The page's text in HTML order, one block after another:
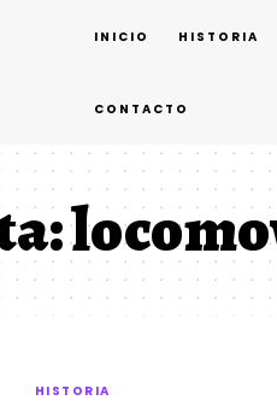
INICIO HISTORIA
CONTACTO
HISTORIA